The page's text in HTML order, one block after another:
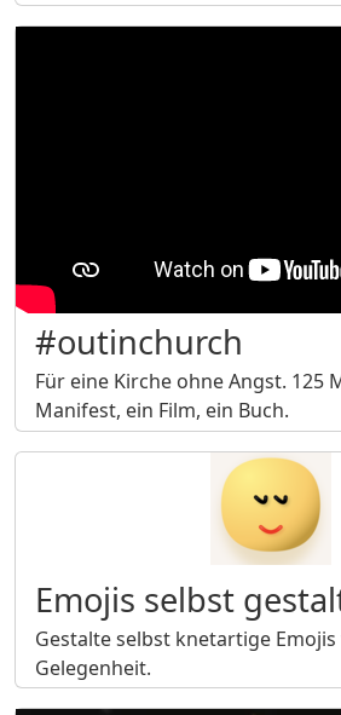
#outinchurch
Für eine Kirche ohne Angst. 125
Manifest, ein Film, ein Buch.
Emojis selbst
Gestalte selbst knetartige
Gelegenheit.